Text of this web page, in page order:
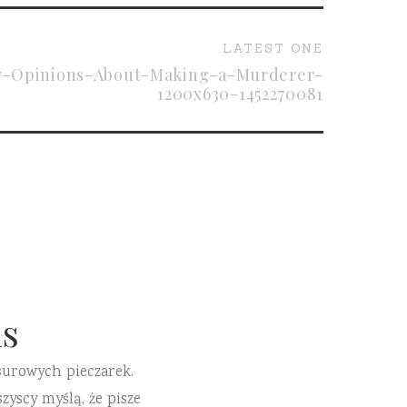
LATEST ONE
Opinions-About-Making-a-Murderer-
1200x630-1452270081
pieczarek.
myślą, że pisze